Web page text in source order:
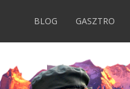
BLOG GASZTRO